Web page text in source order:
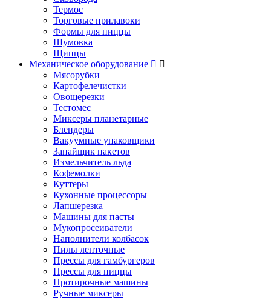
Термос
Торговые прилавоки
Формы для пиццы
Шумовка
Щипцы
Механическое оборудование
Мясорубки
Картофелечистки
Овощерезки
Тестомес
Миксеры планетарные
Блендеры
Вакуумные упаковщики
Запайщик пакетов
Измельчитель льда
Кофемолки
Куттеры
Кухонные процессоры
Лапшерезка
Машины для пасты
Мукопросеиватели
Наполнители колбасок
Пилы ленточные
Прессы для гамбургеров
Прессы для пиццы
Протирочные машины
Ручные миксеры